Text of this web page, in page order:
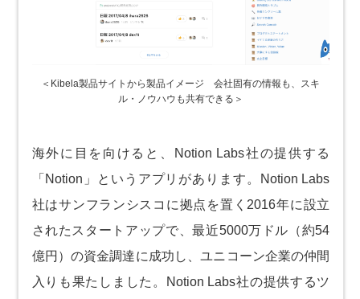
＜Kibela製品サイトから製品イメージ 会社固有の情報も、スキ
ル・ノウハウも共有できる＞
海外に目を向けると、Notion Labs社の提供する
「Notion」というアプリがあります。Notion Labs
社はサンフランシスコに拠点を置く2016年に設立
されたスタートアップで、最近5000万ドル（約54
億円）の資金調達に成功し、ユニコーン企業の仲間
入りも果たしました。Notion Labs社の提供するツ